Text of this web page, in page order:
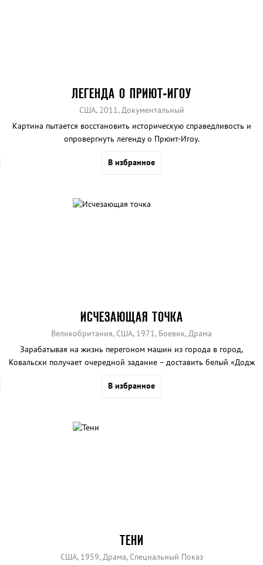
ЛЕГЕНДА О ПРИЮТ-ИГОУ
США, 2011, Документальный
Картина пытается восстановить историческую справедливость и
опровергнуть легенду о Прюит-Игоу.
В избранное
ИСЧЕЗАЮЩАЯ ТОЧКА
Великобритания, США, 1971, Боевик, Драма
Зарабатывая на жизнь перегоном машин из города в город,
Ковальски получает очередной задание – доставить белый «Додж
В избранное
ТЕНИ
США, 1959, Драма, Специальный Показ